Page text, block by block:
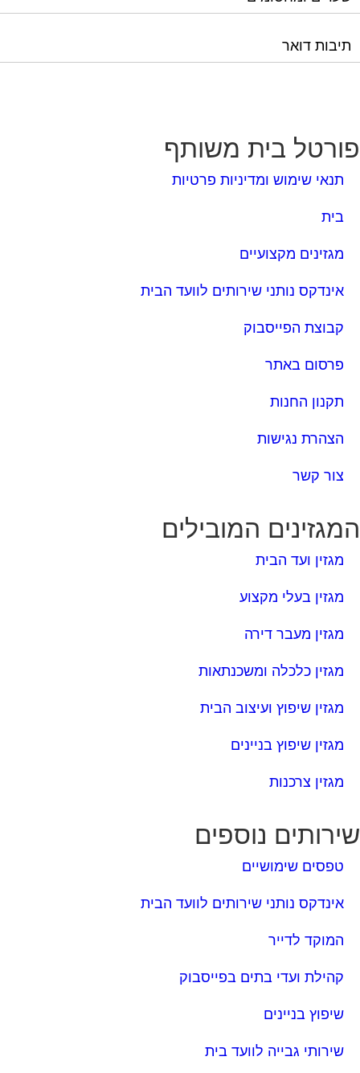
תיבות דואר
בית משותף
תנאי שימוש ומדיניות פרטיות
בית
מגזינים מקצועיים
אינדקס נותני שירותים לוועד הבית
קבוצת הפייסבוק
פרסום באתר
תקנון החנות
הצהרת נגישות
צור קשר
המובילים
מגזין ועד הבית
מגזין בעלי מקצוע
מגזין מעבר דירה
מגזין כלכלה ומשכנתאות
מגזין שיפוץ ועיצוב הבית
מגזין שיפוץ בניינים
מגזין צרכנות
נוספים
טפסים שימושיים
אינדקס נותני שירותים לוועד הבית
המוקד לדייר
קהילת ועדי בתים בפייסבוק
שיפוץ בניינים
שירותי גבייה לוועד בית